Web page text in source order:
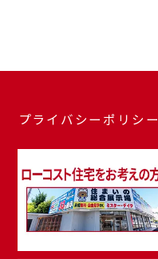
プライバシーポリシー